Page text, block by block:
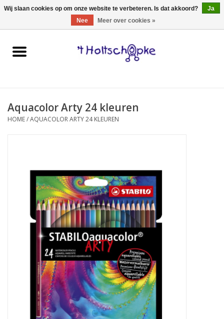
0 Artikelen - €0,00
Home
spellen
hebbedingen
kinderkamer
Aquacolor Arty 24 kleuren
HOME/AQUACOLOR ARTY 24 KLEUREN
Wij slaan cookies op om onze website te verbeteren. Is dat akkoord?
Ja
Nee
Meer over cookies »